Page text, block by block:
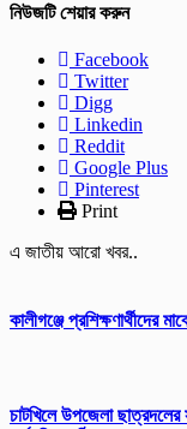
নিউজটি শেয়ার করুন
Facebook
Twitter
Digg
Linkedin
Reddit
Google Plus
Pinterest
Print
এ জাতীয় আরো খবর..
কালীগঞ্জে প্রশিক্ষণার্থীদের
চাটখিলে উপজেলা ছাত্রদলের